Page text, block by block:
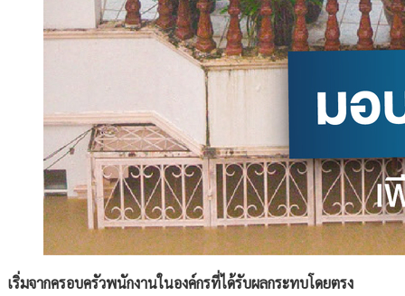
เริ่มจากครอบครัวพนักงานในองค์กรที่ได้รับผลกระทบโดยตรง